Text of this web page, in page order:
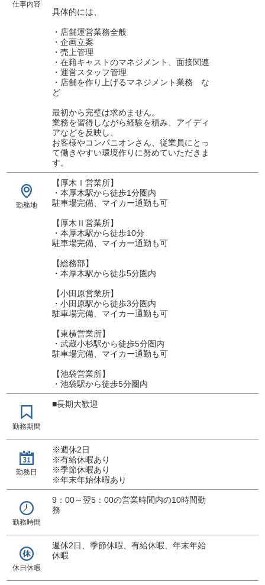
仕事内容
具体的には、
・店舗運営業務全般
・企画立案
・売上管理
・在籍キャストのマネジメント、面接関連
・運営スタッフ管理
・店舗を作り上げるマネジメント業務 な
ど
最初から完璧は求めません。
業務を習得しながら経験を積み、アイディ
アなどを反映し、
お客様やコンパニオンさん、従業員にとっ
て働きやすい環境作りに努めていただきま
す。
勤務地
【厚木Ⅰ営業所】
・本厚木駅から徒歩1分圏内
駐車場完備、マイカー通勤も可
【厚木Ⅱ営業所】
・本厚木駅から徒歩10分
駐車場完備、マイカー通勤も可
【総務部】
・本厚木駅から徒歩5分圏内
【小田原営業所】
・小田原駅から徒歩3分圏内
駐車場完備、マイカー通勤も可
【東横営業所】
・武蔵小杉駅から徒歩5分圏内
駐車場完備、マイカー通勤も可
【池袋営業所】
・池袋駅から徒歩5分圏内
勤務期間
■長期大歓迎
勤務日
※週休2日
※有給休暇あり
※季節休暇あり
※年末年始休暇あり
勤務時間
9：00～翌5：00の営業時間内の10時間勤
務
休日休暇
週休2日、季節休暇、有給休暇、年末年始
休暇